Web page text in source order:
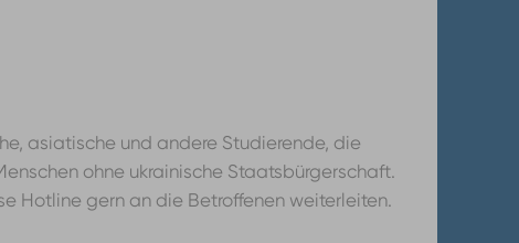
asiatische und andere Studierende, die
ohne ukrainische Staatsbürgerschaft.
Hotline gern an die Betroffenen weiterleiten.